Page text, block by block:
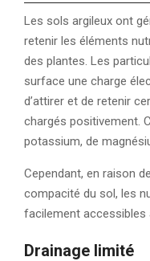
Les sols argileux ont
retenir les éléments
des plantes. Les
surface une charge
d’attirer et de retenir
chargés positivement.
potassium, de
Cependant, en raison
compacité du sol, les
facilement accessibles
Drainage limité